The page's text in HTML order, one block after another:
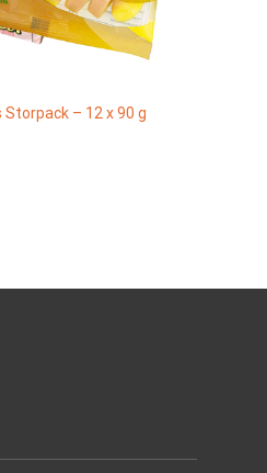
Storpack – 12 x 90 g